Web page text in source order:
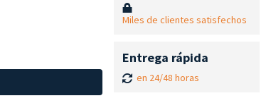
Miles de clientes satisfechos
Entrega rápida
en 24/48 horas